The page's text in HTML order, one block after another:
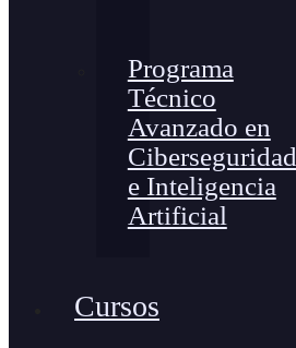
Programa
Técnico
Avanzado en
Ciberseguridad
e Inteligencia
Artificial
Cursos